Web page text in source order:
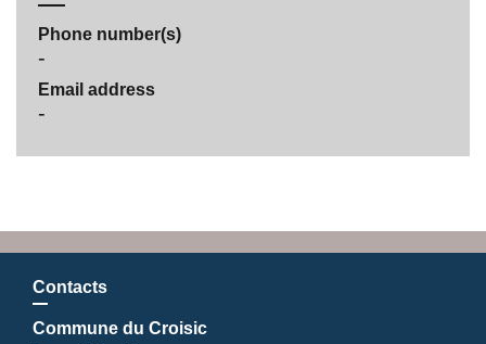
Phone number(s)
-
Email address
-
Contacts
Commune du Croisic